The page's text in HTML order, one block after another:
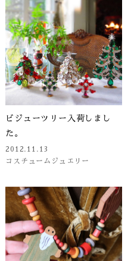
ビジューツリー入荷しまし
た。
2012.11.13
コスチュームジュエリー